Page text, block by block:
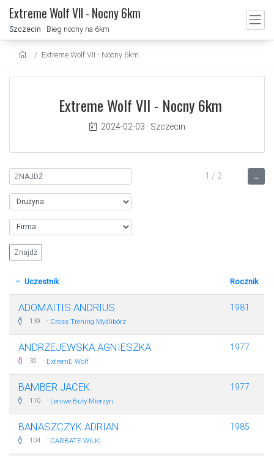
Extreme Wolf VII - Nocny 6km
Szczecin · Bieg nocny na 6km
Extreme Wolf VII - Nocny 6km
Extreme Wolf VII - Nocny 6km
2024-02-03 · Szczecin
→
1 / 2
Uczestnik Rocznik
ADOMAITIS ANDRIUS
139 · Cross Trening Myślibórz
1981
ANDRZEJEWSKA AGNIESZKA
32 · ExtremE Wolf
1977
BAMBER JACEK
110 · Leniwe Buły Mierzyn
1977
BANASZCZYK ADRIAN
104 · GARBATE WILKI
1985